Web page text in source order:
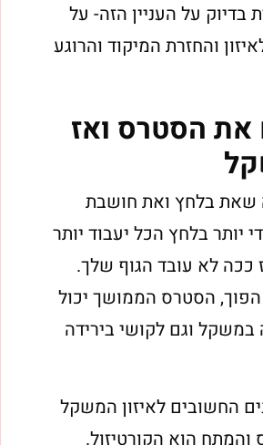
בדיוק על העניין הזה- על
והחזרת המיקוד והרוגע
את הסטרס ואז
בלחץ ואת חושבת
בלחץ הכל יעבוד יותר
ככה לא עובד הגוף שלך.
הסטרס הממושך יכול
במשקל וגם לקושי בירידה
החשובים לאיזון המשקל
הוא הקורטיזול.